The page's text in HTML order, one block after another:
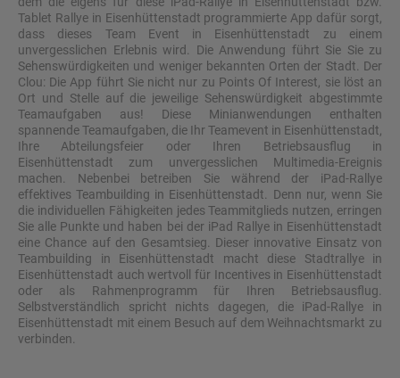
Tablet Rallye in Eisenhüttenstadt programmierte App dafür sorgt,
dass dieses Team Event in Eisenhüttenstadt zu einem
unvergesslichen Erlebnis wird. Die Anwendung führt Sie Sie zu
Sehenswürdigkeiten und weniger bekannten Orten der Stadt. Der
Clou: Die App führt Sie nicht nur zu Points Of Interest, sie löst an
Ort und Stelle auf die jeweilige Sehenswürdigkeit abgestimmte
Teamaufgaben aus! Diese Minianwendungen enthalten
spannende Teamaufgaben, die Ihr Teamevent in Eisenhüttenstadt,
Ihre Abteilungsfeier oder Ihren Betriebsausflug in
Eisenhüttenstadt zum unvergesslichen Multimedia-Ereignis
machen. Nebenbei betreiben Sie während der iPad-Rallye
effektives Teambuilding in Eisenhüttenstadt. Denn nur, wenn Sie
die individuellen Fähigkeiten jedes Teammitglieds nutzen, erringen
Sie alle Punkte und haben bei der iPad Rallye in Eisenhüttenstadt
eine Chance auf den Gesamtsieg. Dieser innovative Einsatz von
Teambuilding in Eisenhüttenstadt macht diese Stadtrallye in
Eisenhüttenstadt auch wertvoll für Incentives in Eisenhüttenstadt
oder als Rahmenprogramm für Ihren Betriebsausflug.
Selbstverständlich spricht nichts dagegen, die iPad-Rallye in
Eisenhüttenstadt mit einem Besuch auf dem Weihnachtsmarkt zu
verbinden.